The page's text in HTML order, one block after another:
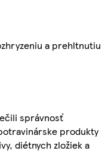
a prehltnutiu
správnosť
produkty
diétnych zložiek a